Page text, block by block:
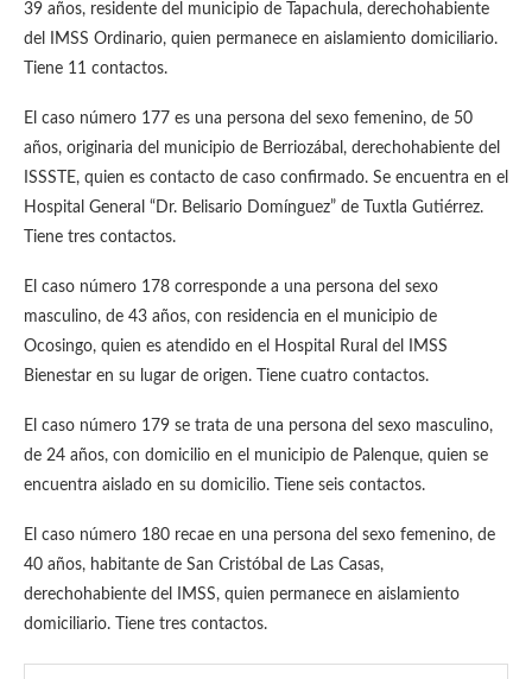
39 años, residente del municipio de Tapachula, derechohabiente
del IMSS Ordinario, quien permanece en aislamiento domiciliario.
Tiene 11 contactos.
El caso número 177 es una persona del sexo femenino, de 50
años, originaria del municipio de Berriozábal, derechohabiente del
ISSSTE, quien es contacto de caso confirmado. Se encuentra en el
Hospital General “Dr. Belisario Domínguez” de Tuxtla Gutiérrez.
Tiene tres contactos.
El caso número 178 corresponde a una persona del sexo
masculino, de 43 años, con residencia en el municipio de
Ocosingo, quien es atendido en el Hospital Rural del IMSS
Bienestar en su lugar de origen. Tiene cuatro contactos.
El caso número 179 se trata de una persona del sexo masculino,
de 24 años, con domicilio en el municipio de Palenque, quien se
encuentra aislado en su domicilio. Tiene seis contactos.
El caso número 180 recae en una persona del sexo femenino, de
40 años, habitante de San Cristóbal de Las Casas,
derechohabiente del IMSS, quien permanece en aislamiento
domiciliario. Tiene tres contactos.